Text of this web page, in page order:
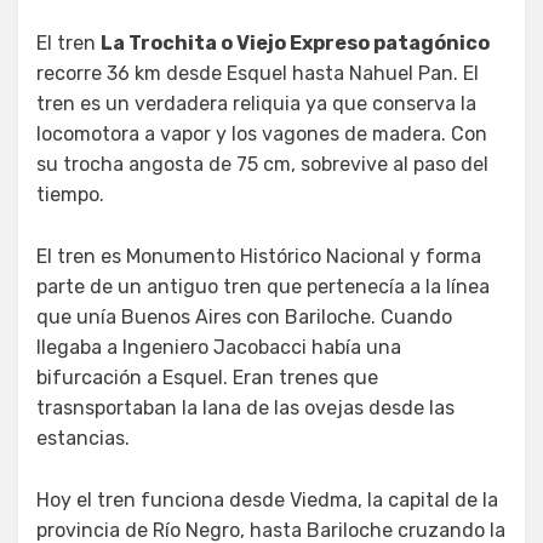
El tren La Trochita o Viejo Expreso patagónico
recorre 36 km desde Esquel hasta Nahuel Pan. El
tren es un verdadera reliquia ya que conserva la
locomotora a vapor y los vagones de madera. Con
su trocha angosta de 75 cm, sobrevive al paso del
tiempo.
El tren es Monumento Histórico Nacional y forma
parte de un antiguo tren que pertenecía a la línea
que unía Buenos Aires con Bariloche. Cuando
llegaba a Ingeniero Jacobacci había una
bifurcación a Esquel. Eran trenes que
trasnsportaban la lana de las ovejas desde las
estancias.
Hoy el tren funciona desde Viedma, la capital de la
provincia de Río Negro, hasta Bariloche cruzando la